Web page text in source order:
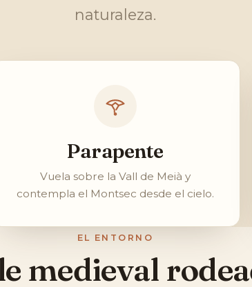
naturaleza.
Parapente
Vuela sobre la Vall de Meià y
contempla el Montsec desde el cielo.
EL ENTORNO
medieval